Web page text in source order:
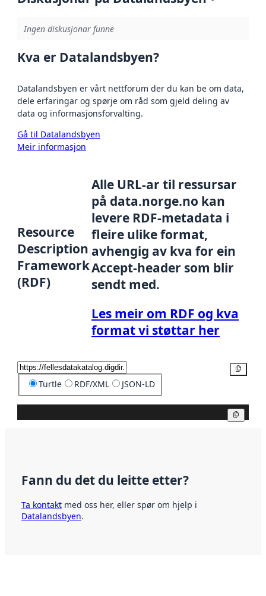
Ingen diskusjonar funne
Kva er Datalandsbyen?
Datalandsbyen er vårt nettforum der du kan be om data,
dele erfaringar og spørje om råd som gjeld deling av
data og informasjonsforvalting.
Gå til Datalandsbyen
Meir informasjon
Resource
Description
Framework
(RDF)
Alle URL-ar til ressursar
på data.norge.no kan
levere RDF-metadata i
fleire ulike format,
avhengig av kva for ein
Accept-header som blir
sendt med.
Les meir om RDF og kva
format vi støttar her
Turtle RDF/XML JSON-LD
Fann du det du leitte etter?
Ta kontakt med oss her, eller spør om hjelp i
Datalandsbyen.